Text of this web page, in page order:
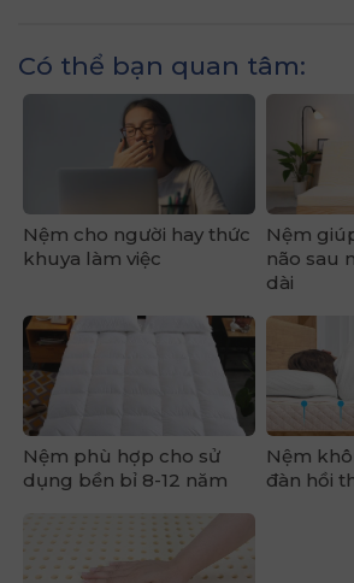
Có thể bạn quan tâm:
Nệm cho người hay thức
khuya làm việc
Nệm
não sau
dài
Nệm phù hợp cho sử
dụng bền bỉ 8-12 năm
Nệm
đàn hồi